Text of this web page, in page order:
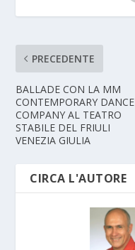
PRECEDENTE
BALLADE CON LA MM
CONTEMPORARY DANCE
COMPANY AL TEATRO
STABILE DEL FRIULI
VENEZIA GIULIA
CIRCA L'AUTORE